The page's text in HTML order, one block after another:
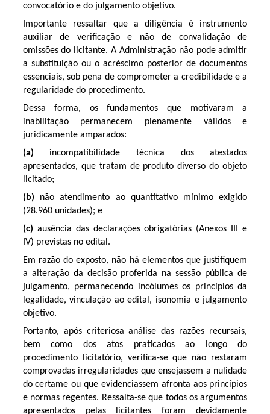
convocatório e do julgamento objetivo.
Importante ressaltar que a diligência é instrumento
auxiliar de verificação e não de convalidação de
omissões do licitante. A Administração não pode admitir
a substituição ou o acréscimo posterior de documentos
essenciais, sob pena de comprometer a credibilidade e a
regularidade do procedimento.
Dessa forma, os fundamentos que motivaram a
inabilitação permanecem plenamente válidos e
juridicamente amparados:
(a) incompatibilidade técnica dos atestados
apresentados, que tratam de produto diverso do objeto
licitado;
(b) não atendimento ao quantitativo mínimo exigido
(28.960 unidades); e
(c) ausência das declarações obrigatórias (Anexos III e
IV) previstas no edital.
Em razão do exposto, não há elementos que justifiquem
a alteração da decisão proferida na sessão pública de
julgamento, permanecendo incólumes os princípios da
legalidade, vinculação ao edital, isonomia e julgamento
objetivo.
Portanto, após criteriosa análise das razões recursais,
bem como dos atos praticados ao longo do
procedimento licitatório, verifica-se que não restaram
comprovadas irregularidades que ensejassem a nulidade
do certame ou que evidenciassem afronta aos princípios
e normas regentes. Ressalta-se que todos os argumentos
apresentados pelas licitantes foram devidamente